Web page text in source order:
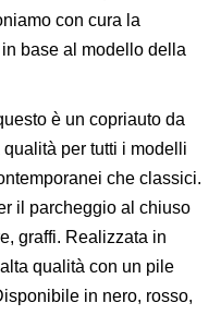
con cura la
base al modello della
è un copriauto da
per tutti i modelli
che classici.
il parcheggio al chiuso
graffi. Realizzata in
qualità con un pile
in nero, rosso,